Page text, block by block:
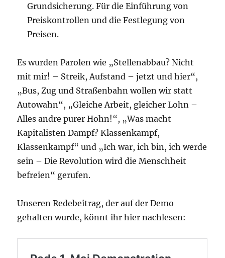
Grundsicherung. Für die Einführung von
Preiskontrollen und die Festlegung von
Preisen.
Es wurden Parolen wie „Stellenabbau? Nicht
mit mir! – Streik, Aufstand – jetzt und hier“,
„Bus, Zug und Straßenbahn wollen wir statt
Autowahn“, „Gleiche Arbeit, gleicher Lohn –
Alles andre purer Hohn!“, „Was macht
Kapitalisten Dampf? Klassenkampf,
Klassenkampf“ und „Ich war, ich bin, ich werde
sein – Die Revolution wird die Menschheit
befreien“ gerufen.
Unseren Redebeitrag, der auf der Demo
gehalten wurde, könnt ihr hier nachlesen: